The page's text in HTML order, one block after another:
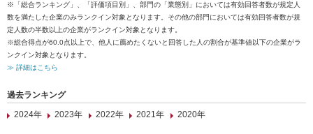
※「総合ランキング」、「評価項目別」、部門の「業態別」においては有効回答者数が規定人
数を満たした企業のみランクイン対象となります。その他の部門においては有効回答者数が規
定人数の半数以上の企業がランクイン対象となります。
※総合得点が60.0点以上で、他人に薦めたくないと回答した人の割合が基準値以下の企業がラ
ンクイン対象となります。
≫ 詳細はこちら
過去ランキング
2024年
2023年 2022年 2021年 2020年